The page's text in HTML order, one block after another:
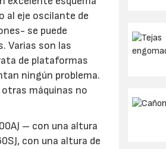
al eje oscilante de
se puede
Varias son las
de plataformas
ningún problema.
máquinas no
– con una altura
con una altura de